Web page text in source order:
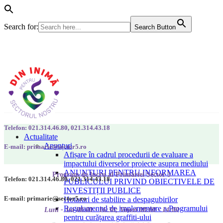
Search for: Search Button
Actualitate
Anunțuri
Afișare în cadrul procedurii de evaluare a
impactului diverselor proiecte asupra mediului
ANUNȚURI PENTRU INFORMAREA
PUBLICULUI PRIVIND OBIECTIVELE DE
INVESTIȚII PUBLICE
Hotarari de stabilire a despagubirilor
Regulamentul de implementare a Programului
pentru curățarea graffiti-ului
Telefon: 021.314.46.80, 021.314.43.18
E-mail: primarie@sector5.ro
Program de lucru al Primăriei Sector 5
Luni - Joi 08:00 - 16:30; Vineri 08:00 - 14:00
Telefon: 021.314.46.80, 021.314.43.18
E-mail: primarie@sector5.ro